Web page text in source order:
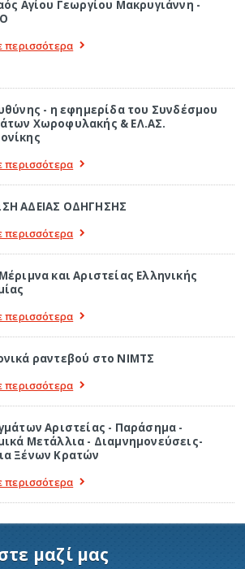
Αγίου Γεωργίου Μακρυγιάννη -
περισσότερα
- η εφημερίδα του Συνδέσμου
Χωροφυλακής & ΕΛ.ΑΣ.
περισσότερα
ΑΔΕΙΑΣ ΟΔΗΓΗΣΗΣ
περισσότερα
και Αριστείας Ελληνικής
περισσότερα
ραντεβού στο ΝΙΜΤΣ
περισσότερα
Αριστείας - Παράσημα -
Μετάλλια - Διαμνημονεύσεις-
Ξένων Κρατών
περισσότερα
μαζί μας